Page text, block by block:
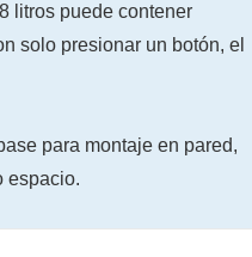
litros puede contener
solo presionar un botón, el
para montaje en pared,
espacio.